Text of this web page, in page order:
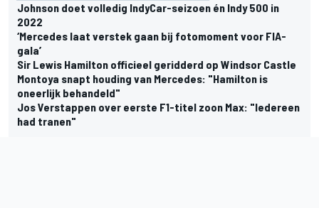
Johnson doet volledig IndyCar-seizoen én Indy 500 in
2022
‘Mercedes laat verstek gaan bij fotomoment voor FIA-
gala’
Sir Lewis Hamilton officieel geridderd op Windsor Castle
Montoya snapt houding van Mercedes: "Hamilton is
oneerlijk behandeld"
Jos Verstappen over eerste F1-titel zoon Max: "Iedereen
had tranen"